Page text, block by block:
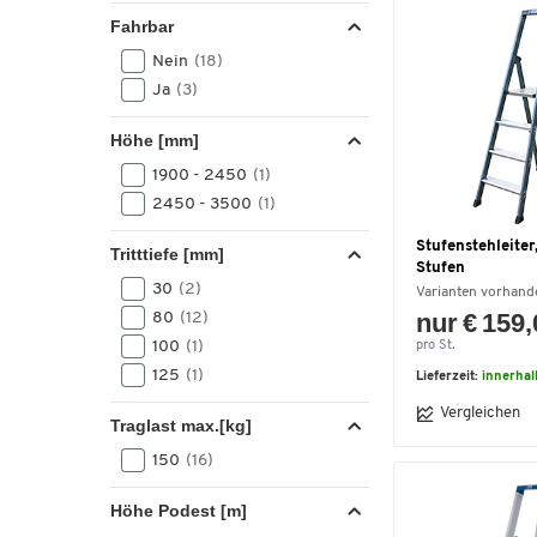
1 x 5, 1 x 9
16 (1)
2 x 12
2x14
(1)
2x16(1)
(1)
Fahrbar
Nein (18)
Ja (3)
Höhe [mm]
1900 - 2450 (1)
2450 - 3500 (1)
Tritttiefe [mm]
30 (2)
80 (12)
100 (1)
125 (1)
Traglast max.[kg]
150 (16)
Höhe Podest [m]
Stufen
Varianten
nur €
pro St.
Lieferzeit:
Vergleichen